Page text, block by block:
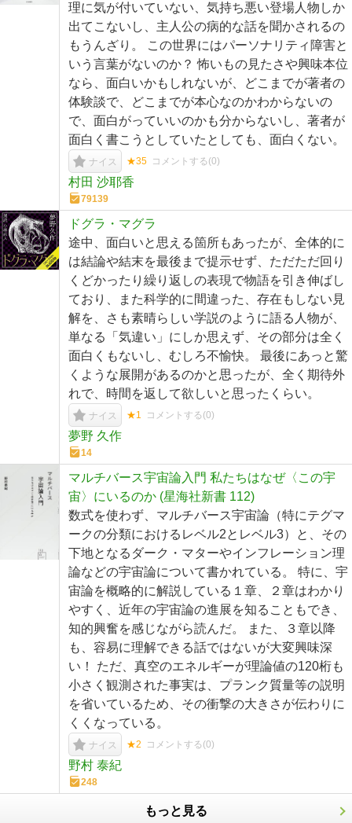
理に気が付いていない、気持ち悪い登場人物しか
出てこないし、主人公の病的な話を聞かされるの
もうんざり。 この世界にはパーソナリティ障害と
いう言葉がないのか？ 怖いもの見たさや興味本位
なら、面白いかもしれないが、どこまでが著者の
体験談で、どこまでが本心なのかわからないの
で、面白がっていいのかも分からないし、著者が
面白く書こうとしていたとしても、面白くない。
ナイス ★35 コメントする(0)
村田 沙耶香
79139
ドグラ・マグラ
途中、面白いと思える箇所もあったが、全体的に
は結論や結末を最後まで提示せず、ただただ回り
くどかったり繰り返しの表現で物語を引き伸ばし
ており、また科学的に間違った、存在もしない見
解を、さも素晴らしい学説のように語る人物が、
単なる「気違い」にしか思えず、その部分は全く
面白くもないし、むしろ不愉快。 最後にあっと驚
くような展開があるのかと思ったが、全く期待外
れで、時間を返して欲しいと思ったくらい。
ナイス ★1 コメントする(0)
夢野 久作
14
マルチバース宇宙論入門 私たちはなぜ〈この宇
宙〉にいるのか (星海社新書 112)
数式を使わず、マルチバース宇宙論（特にテグマ
ークの分類におけるレベル2とレベル3）と、その
下地となるダーク・マターやインフレーション理
論などの宇宙論について書かれている。 特に、宇
宙論を概略的に解説している１章、２章はわかり
やすく、近年の宇宙論の進展を知ることもでき、
知的興奮を感じながら読んだ。 また、３章以降
も、容易に理解できる話ではないが大変興味深
い！ ただ、真空のエネルギーが理論値の120桁も
小さく観測された事実は、プランク質量等の説明
を省いているため、その衝撃の大きさが伝わりに
くくなっている。
ナイス ★2 コメントする(0)
野村 泰紀
248
もっと見る